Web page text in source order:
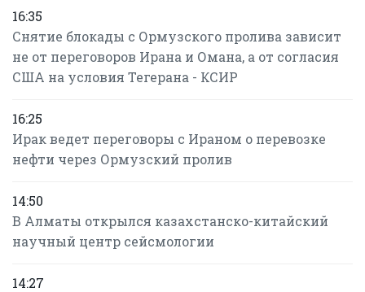
16:35
Снятие блокады с Ормузского пролива зависит
не от переговоров Ирана и Омана, а от согласия
США на условия Тегерана - КСИР
16:25
Ирак ведет переговоры с Ираном о перевозке
нефти через Ормузский пролив
14:50
В Алматы открылся казахстанско-китайский
научный центр сейсмологии
14:27